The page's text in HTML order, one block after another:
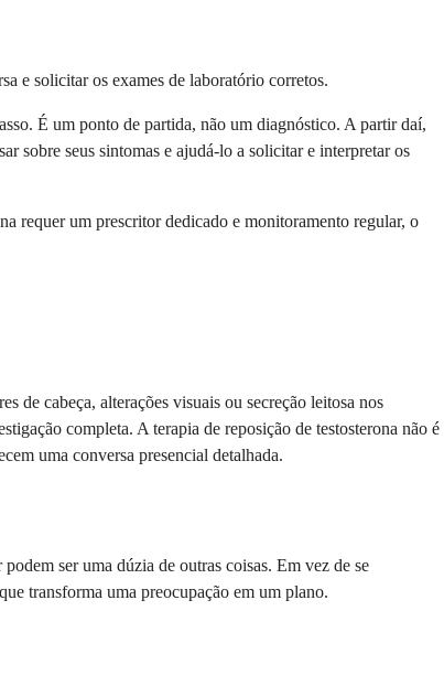
e solicitar os exames de laboratório corretos.
É um ponto de partida, não um diagnóstico. A partir daí,
sobre seus sintomas e ajudá-lo a solicitar e interpretar os
requer um prescritor dedicado e monitoramento regular, o
de cabeça, alterações visuais ou secreção leitosa nos
completa. A terapia de reposição de testosterona não é
uma conversa presencial detalhada.
ser uma dúzia de outras coisas. Em vez de se
transforma uma preocupação em um plano.